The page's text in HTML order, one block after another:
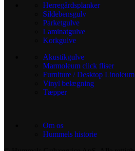
Herregårdsplanker
Sildebensgulv
Parketgulve
Laminatgulve
Korkgulve
Akustikgulve
Marmoleum click fliser
Furniture / Desktop Linoleum
Vinyl belægning
Tæpper
Om os
Hummels historie